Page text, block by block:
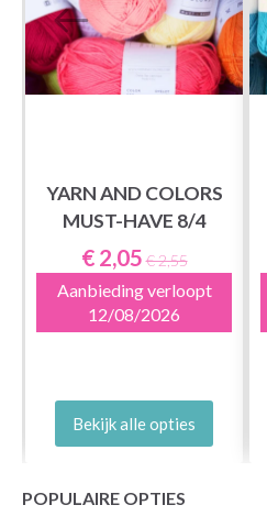
YARN AND COLORS
MUST-HAVE 8/4
€ 2,05 € 2,55
Aanbieding verloopt
12/08/2026
Bekijk alle opties
POPULAIRE OPTIES